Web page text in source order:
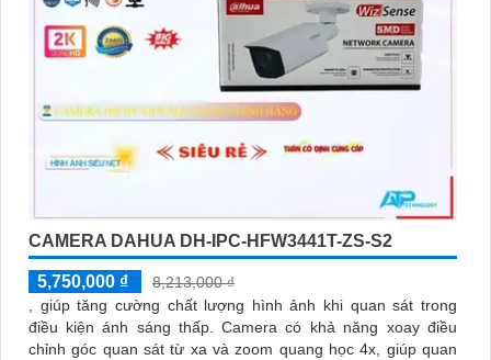
CAMERA DAHUA DH-IPC-HFW3441T-ZS-S2
5,750,000 ₫
8,213,000 ₫
, giúp tăng cường chất lượng hình ảnh khi quan sát trong
điều kiện ánh sáng thấp. Camera có khả năng xoay điều
chỉnh góc quan sát từ xa và zoom quang học 4x, giúp quan